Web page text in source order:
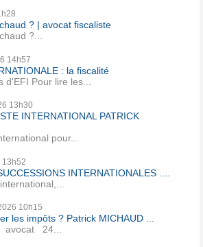
? | avocat fiscaliste
?...
14h57
: la fiscalité
d'EFI Pour lire les...
13h30
INTERNATIONAL PATRICK
pour...
13h52
INTERNATIONALES ....
10h15
les impôts ? Patrick MICHAUD ...
avocat 24...